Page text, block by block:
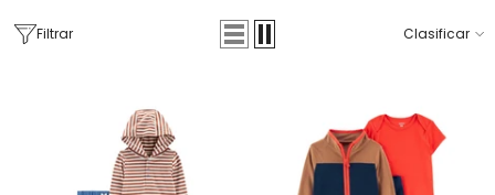
Filtrar Clasificar